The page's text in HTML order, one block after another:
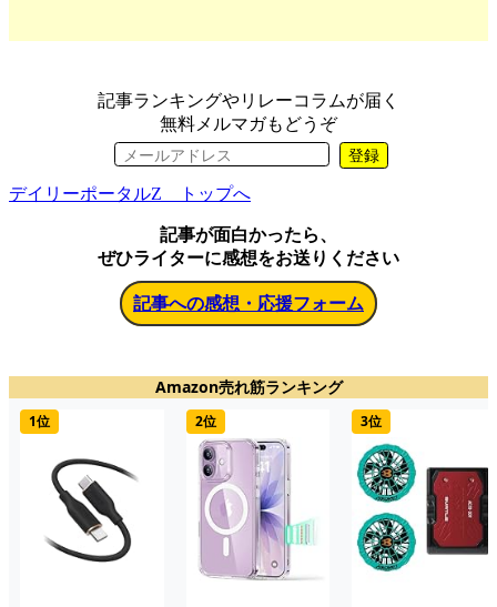
記事ランキングやリレーコラムが届く
無料メルマガもどうぞ
登録
デイリーポータルZ トップへ
記事が面白かったら、
ぜひライターに感想をお送りください
記事への感想・応援フォーム
Amazon売れ筋ランキング
1位 2位 3位